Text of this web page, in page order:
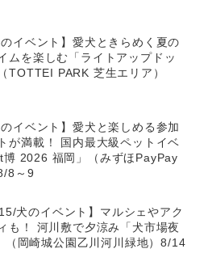
のイベント】愛犬ときらめく夏の
ムを楽しむ「ライトアップドッ
TOTTEI PARK 芝生エリア）
のイベント】愛犬と楽しめる参加
が満載！ 国内最大級ペットイベ
博 2026 福岡」（みずほPayPay
8～9
犬のイベント】マルシェやアク
も！ 河川敷で夕涼み「犬市場夜
（岡崎城公園乙川河川緑地）8/14